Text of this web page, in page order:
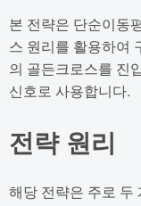
본 전략은 단순이동
스 원리를 활용하여
의 골든크로스를 진
신호로 사용합니다.
전략 원리
해당 전략은 주로 두